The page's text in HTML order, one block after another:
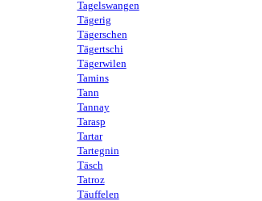
Tagelswangen
Tägerig
Tägerschen
Tägertschi
Tägerwilen
Tamins
Tann
Tannay
Tarasp
Tartar
Tartegnin
Täsch
Tatroz
Täuffelen